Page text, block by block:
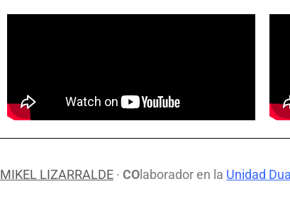
MIKEL LIZARRALDE· COlaborador en la Unidad